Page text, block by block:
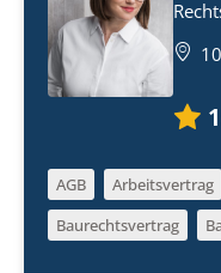
AGB Arbeitsvertrag
Baurechtsvertrag